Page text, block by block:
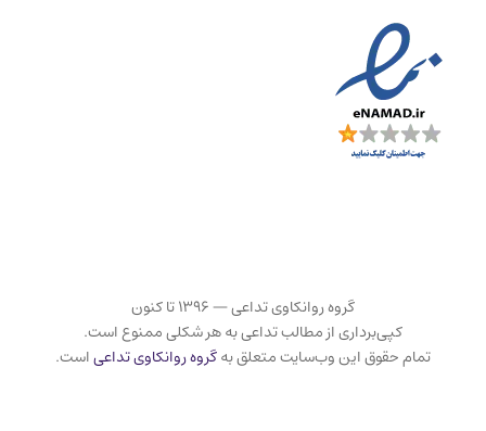
گروه روانکاوی تداعی — ۱۳۹۶ تا کنون
کپی‌برداری از مطالب تداعی به هر شکلی ممنوع است.
تمام حقوق این وب‌سایت متعلق بهگروه روانکاوی تداعیاست.